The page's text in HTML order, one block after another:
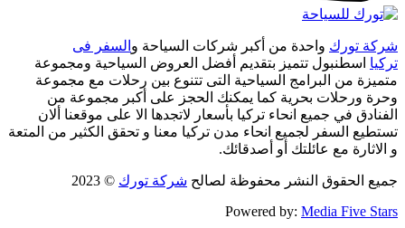
شركة تورك واحدة من أكبر شركات السياحة و السفر فى
تركيا اسطنبول تتميز بتقديم أفضل العروض السياحية ومجموعة
متميزة من البرامج السياحية التى تتنوع بين رحلات مع مجموعة
وحرة ورحلات بحرية كما يمكنك الحجز على أكبر مجموعة من
الفنادق في جميع انحاء تركيا بأسعار لاتجدها الا على موقعنا ألان
تستطيع السفر لجميع انحاء مدن تركيا معنا و تحقق الكثير من المتعة
و الاثارة مع عائلتك أو أصدقائك.
جميع الحقوق النشر محفوظة لصالح شركة تورك © 2023
Powered by: Media Five Stars